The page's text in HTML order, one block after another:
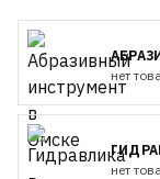
нет
нет